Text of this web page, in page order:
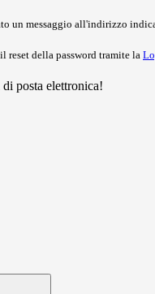
un messaggio all'indirizzo
reset della password tramite la
posta elettronica!